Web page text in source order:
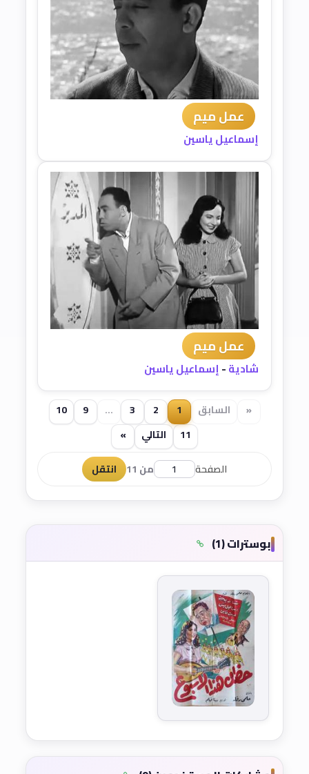
عمل ميم
إسماعيل ياسين
عمل ميم
شادية-إسماعيل ياسين
« السابق 1
2
3
...
9
10
11
التالي
»
الصفحة
من 11 انتقل
بوسترات (1)